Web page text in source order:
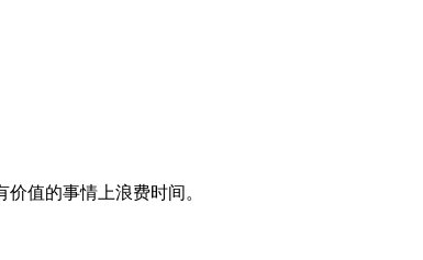
值的事情上浪费时间。